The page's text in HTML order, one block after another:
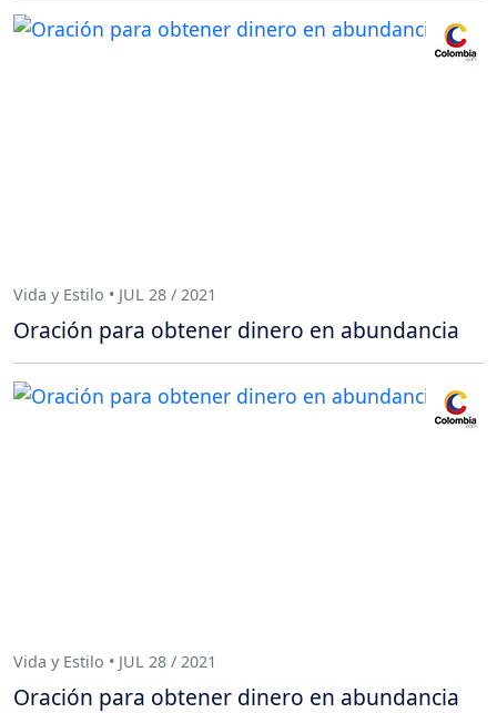
Vida y Estilo • JUL 28 / 2021
Oración para obtener dinero en abundancia
Vida y Estilo • JUL 28 / 2021
Oración para obtener dinero en abundancia